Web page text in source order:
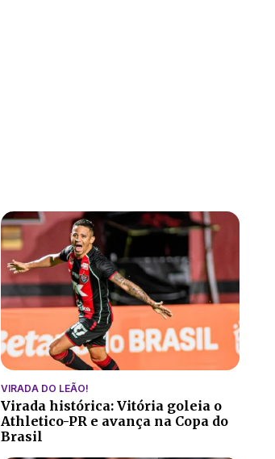
VIRADA DO LEÃO!
Virada histórica: Vitória goleia o
Athletico-PR e avança na Copa do
Brasil